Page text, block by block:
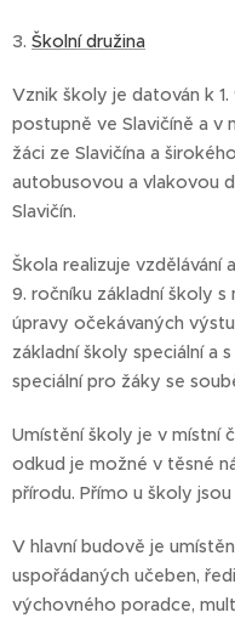
3. Školní družina
Vznik školy je datován k
postupně ve Slavičíně a v
žáci ze Slavičína a
autobusovou a vlakovou
Slavičín.
Škola realizuje vzdělávání
9. ročníku základní školy
úpravy očekávaných
základní školy speciální a
speciální pro žáky se
Umístění školy je v místní
odkud je možné v těsné
přírodu. Přímo u školy
V hlavní budově je
uspořádaných učeben,
výchovného poradce,